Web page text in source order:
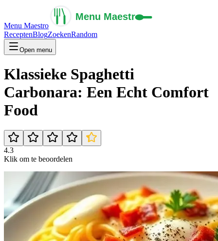
Menu Maestro
ReceptenBlogZoekenRandom
Open menu
Klassieke Spaghetti
Carbonara: Een Echt Comfort
Food
4.3
Klik om te beoordelen